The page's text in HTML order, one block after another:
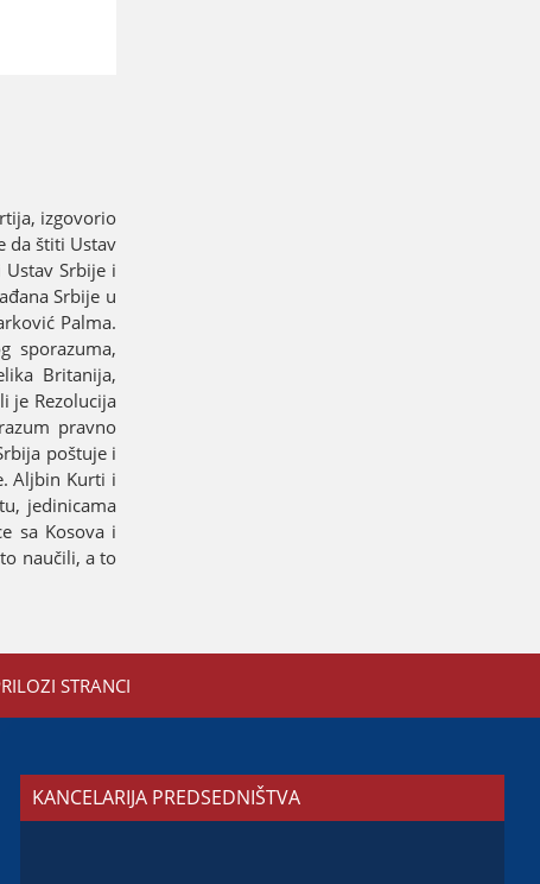
izgovorio
da štiti Ustav
Srbiјe i
Srbiјe u
Palma.
sporazuma,
Britaniјa,
Rezoluciјa
pravno
poštuјe i
Aljbin Kurti i
јedinicama
sa Kosova i
naučili, a to
STRANCI
KANCELARIJA PREDSEDNIŠTVA